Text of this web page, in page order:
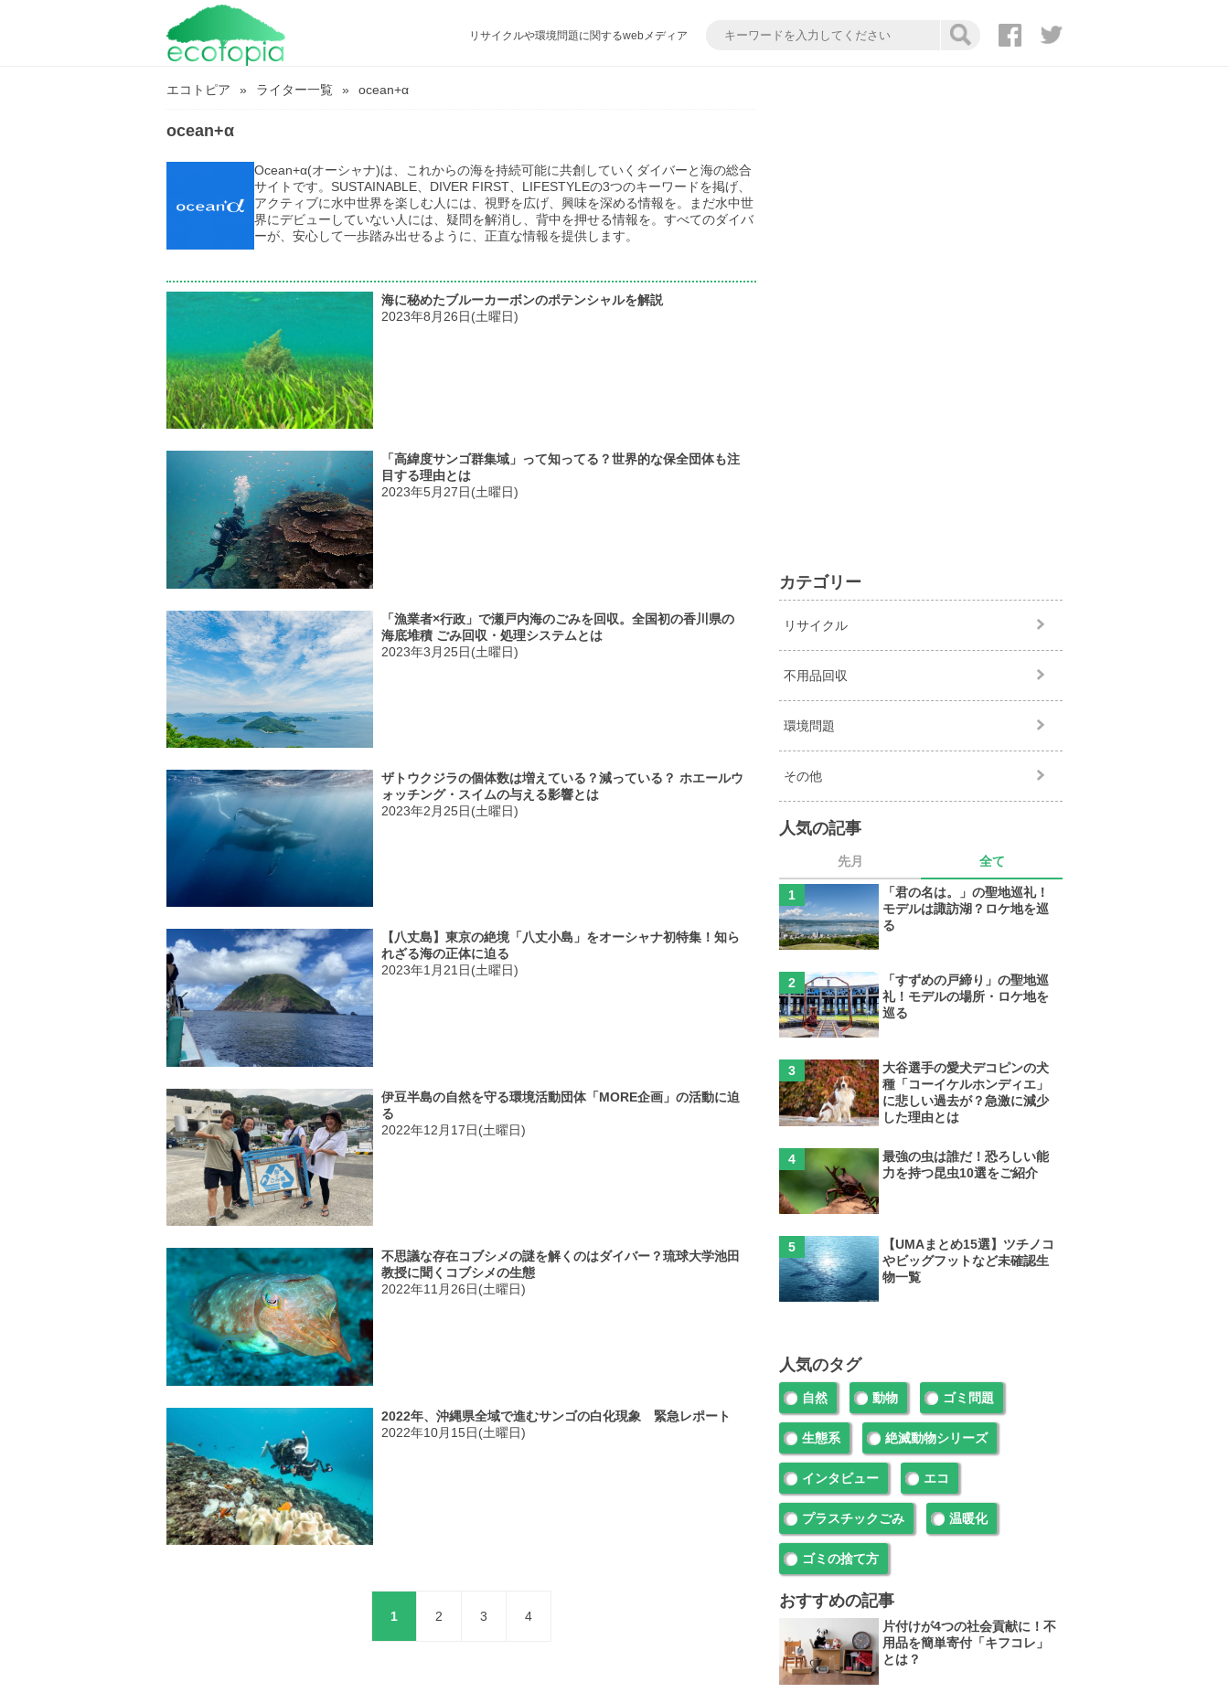
リサイクルや環境問題に関するwebメディア
エコトピア ライター一覧 ocean+α
ocean+α
Ocean+α(オーシャナ)は、これからの海を持続可能に共創していくダイバーと海の総合
サイトです。SUSTAINABLE、DIVER FIRST、LIFESTYLEの3つのキーワードを掲げ、
アクティブに水中世界を楽しむ人には、視野を広げ、興味を深める情報を。まだ水中世
界にデビューしていない人には、疑問を解消し、背中を押せる情報を。すべてのダイバ
ーが、安心して一歩踏み出せるように、正直な情報を提供します。
海に秘めたブルーカーボンのポテンシャルを解説
2023年8月26日(土曜日)
「高緯度サンゴ群集域」って知ってる？世界的な保全団体も注
目する理由とは
2023年5月27日(土曜日)
「漁業者×行政」で瀬戸内海のごみを回収。全国初の香川県の
海底堆積 ごみ回収・処理システムとは
2023年3月25日(土曜日)
ザトウクジラの個体数は増えている？減っている？ ホエールウ
ォッチング・スイムの与える影響とは
2023年2月25日(土曜日)
【八丈島】東京の絶境「八丈小島」をオーシャナ初特集！知ら
れざる海の正体に迫る
2023年1月21日(土曜日)
伊豆半島の自然を守る環境活動団体「MORE企画」の活動に迫
る
2022年12月17日(土曜日)
不思議な存在コブシメの謎を解くのはダイバー？琉球大学池田
教授に聞くコブシメの生態
2022年11月26日(土曜日)
2022年、沖縄県全域で進むサンゴの白化現象 緊急レポート
2022年10月15日(土曜日)
1 2 3 4
カテゴリー
リサイクル
不用品回収
環境問題
その他
人気の記事
先月 全て
「君の名は。」の聖地巡礼！
モデルは諏訪湖？ロケ地を巡
る
「すずめの戸締り」の聖地巡
礼！モデルの場所・ロケ地を
巡る
大谷選手の愛犬デコピンの犬
種「コーイケルホンディエ」
に悲しい過去が？急激に減少
した理由とは
最強の虫は誰だ！恐ろしい能
力を持つ昆虫10選をご紹介
【UMAまとめ15選】ツチノコ
やビッグフットなど未確認生
物一覧
人気のタグ
自然 動物 ゴミ問題
生態系 絶滅動物シリーズ
インタビュー エコ
プラスチックごみ 温暖化
ゴミの捨て方
おすすめの記事
片付けが4つの社会貢献に！不
用品を簡単寄付「キフコレ」
とは？